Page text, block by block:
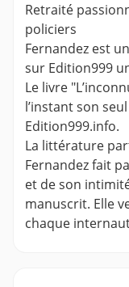
Retraité
policiers
Fernandez est
sur Edition999
Le livre
l’instant son
Edition999.info.
La littérature
Fernandez fait
et de son
manuscrit. Elle
chaque